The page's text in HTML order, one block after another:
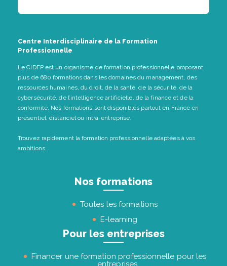
Centre Interdisciplinaire de la Formation
Professionnelle
Le CIDFP est un organisme de formation professionnelle proposant
plus de 680 formations dans les domaines du management, des
ressources humaines, du droit, de la santé, de la sécurité, de la
cybersécurité, de l’intelligence artificielle, de la finance et de la
conformité. Nos formations sont disponibles partout en France en
présentiel, distanciel ou intra-entreprise.
Trouvez rapidement la formation professionnelle adaptées à vos
ambitions.
Nos formations
Toutes les formations
E-learning
Pour les entreprises
Financer une formation professionnelle pour les
entreprises